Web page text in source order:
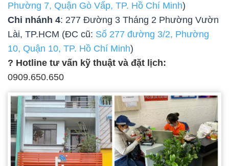
Phường 7, Quận Gò Vấp, TP. Hồ Chí Minh)
Chi nhánh 4: 277 Đường 3 Tháng 2 Phường Vườn
Lài, TP.HCM (ĐC cũ: Số 277 đường 3/2, Phường
10, Quận 10, TP. Hồ Chí Minh)
? Hotline tư vấn kỹ thuật và đặt lịch:
0909.650.650